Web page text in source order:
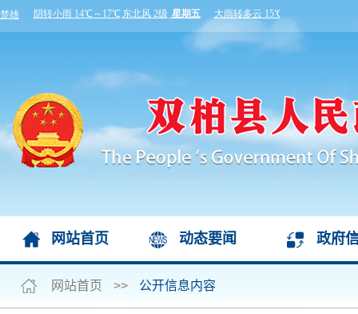
网站首页 动态要闻 政府
网站首页 >> 公开信息内容